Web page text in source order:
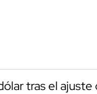
tras el ajuste